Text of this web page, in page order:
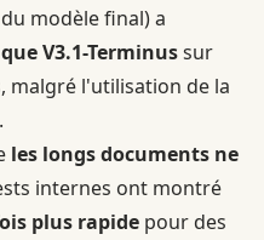
modèle final) a
V3.1-Terminussur
malgré l'utilisation de la
.
les longs documents ne
internes ont montré
plus rapide pour des